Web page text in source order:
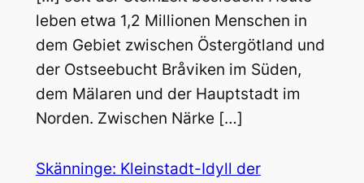
leben etwa 1,2 Millionen Menschen in
dem Gebiet zwischen Östergötland und
der Ostseebucht Bråviken im Süden,
dem Mälaren und der Hauptstadt im
Norden. Zwischen Närke […]
Skänninge: Kleinstadt-Idyll der